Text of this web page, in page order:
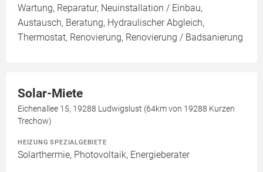
Wartung, Reparatur, Neuinstallation / Einbau,
Austausch, Beratung, Hydraulischer Abgleich,
Thermostat, Renovierung, Renovierung / Badsanierung
Solar-Miete
Eichenallee 15, 19288 Ludwigslust (64km von 19288 Kurzen
Trechow)
HEIZUNG SPEZIALGEBIETE
Solarthermie, Photovoltaik, Energieberater